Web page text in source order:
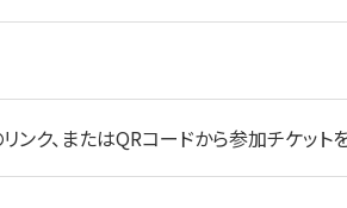
ンク、またはQRコードから参加チケット